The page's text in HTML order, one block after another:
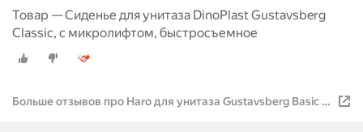
Товар — Сиденье для унитаза DinoPlast Gustavsberg
Classic, с микролифтом, быстросъемное
Больше отзывов про Haro для унитаза Gustavsberg Basic с